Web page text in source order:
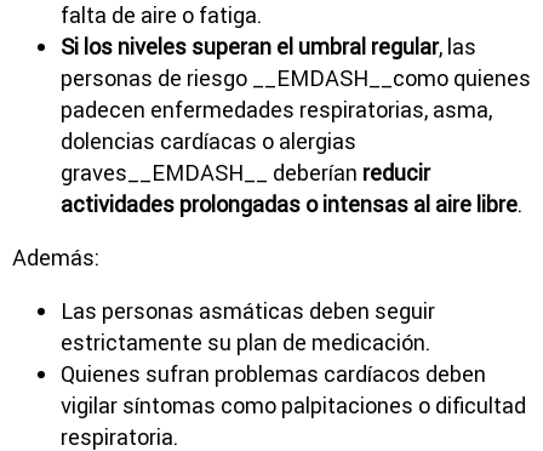
falta de aire o fatiga.
Si los niveles superan el umbral regular, las
personas de riesgo __EMDASH__como quienes
padecen enfermedades respiratorias, asma,
dolencias cardíacas o alergias
graves__EMDASH__ deberían reducir
actividades prolongadas o intensas al aire libre.
Además:
Las personas asmáticas deben seguir
estrictamente su plan de medicación.
Quienes sufran problemas cardíacos deben
vigilar síntomas como palpitaciones o dificultad
respiratoria.